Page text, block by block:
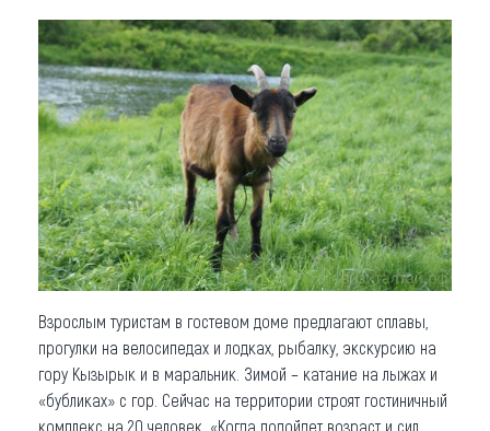
Взрослым туристам в гостевом доме предлагают сплавы,
прогулки на велосипедах и лодках, рыбалку, экскурсию на
гору Кызырык и в маральник. Зимой – катание на лыжах и
«бубликах» с гор. Сейчас на территории строят гостиничный
комплекс на 20 человек. «Когда подойдет возраст и сил